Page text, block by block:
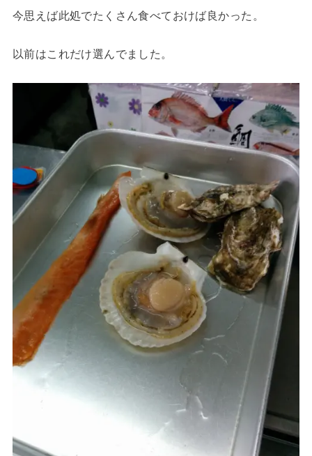
今思えば此処でたくさん食べておけば良かった。
以前はこれだけ選んでました。